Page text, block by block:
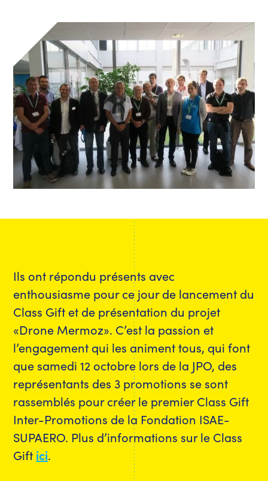
Ils ont répondu présents avec
enthousiasme pour ce jour de lancement du
Class Gift et de présentation du projet
«Drone Mermoz». C’est la passion et
l’engagement qui les animent tous, qui font
que samedi 12 octobre lors de la JPO, des
représentants des 3 promotions se sont
rassemblés pour créer le premier Class Gift
Inter-Promotions de la Fondation ISAE-
SUPAERO. Plus d’informations sur le Class
Gift ici.